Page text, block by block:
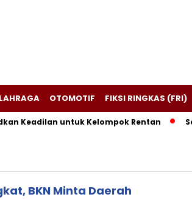
OTOMOTIF FIKSI RINGKAS (FRI)
Keadilan untuk Kelompok Rentan
BKN Minta Daerah